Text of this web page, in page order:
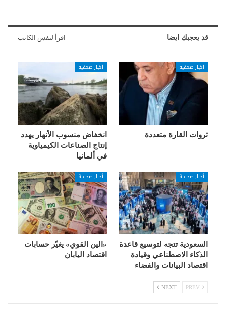
قد يعجبك ايضا اقرأ لنفس الكاتب
أخبار صحفية
ثروات القارة متعددة
أخبار صحفية
انخفاض منسوب الأنهار يهدد
إنتاج الصناعات الكيمياوية
في ألمانيا
أخبار صحفية
السعودية تتجه لتوسيع قاعدة
الذكاء الاصطناعي وقيادة
اقتصاد البيانات والفضاء
أخبار صحفية
«الين القوي» يغيّر حسابات
اقتصاد اليابان
NEXT